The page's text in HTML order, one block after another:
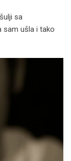
sa
sam ušla i tako